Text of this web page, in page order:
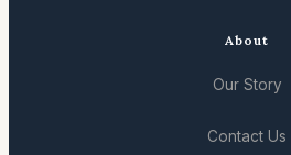
About
Our Story
Contact Us